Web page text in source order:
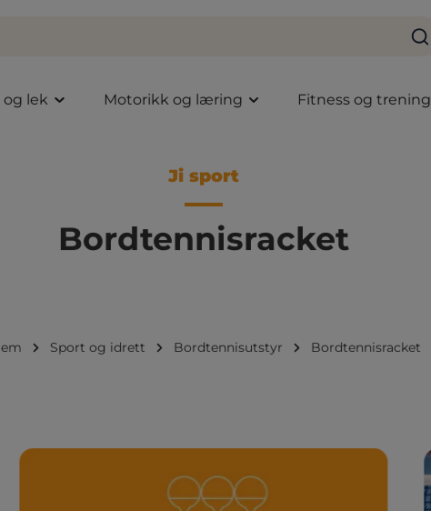
og lek Motorikk og læring Fitness og trening
Ji sport
Bordtennisracket
Sport og idrett Bordtennisutstyr Bordtennisracket